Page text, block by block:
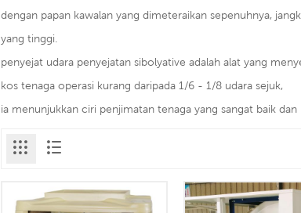
dengan papan kawalan yang dimeteraikan sepenuhnya,
yang tinggi.
penyejat udara penyejatan sibolyative adalah alat yang
kos tenaga operasi kurang daripada 1/6 - 1/8 udara sejuk,
ia menunjukkan ciri penjimatan tenaga yang sangat baik dan